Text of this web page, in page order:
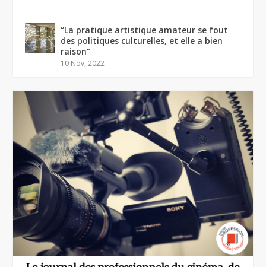
“La pratique artistique amateur se fout
des politiques culturelles, et elle a bien
raison”
10 Nov, 2022